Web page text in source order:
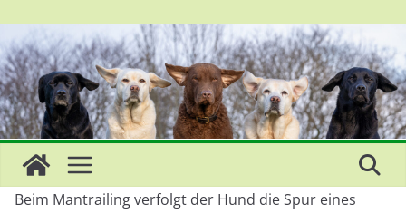
Beim Mantrailing verfolgt der Hund die Spur eines